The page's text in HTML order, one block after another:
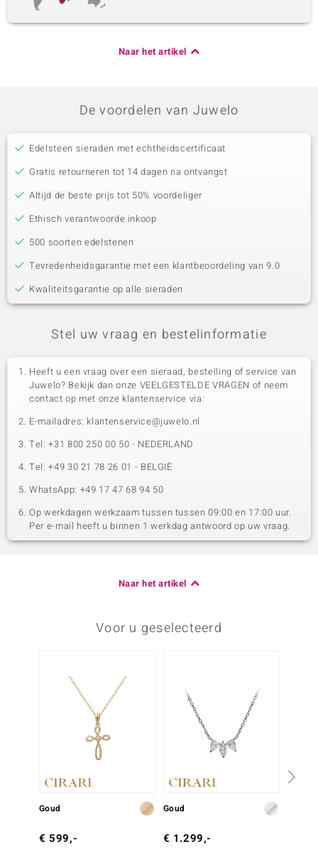
Naar het artikel
De voordelen van Juwelo
Edelsteen sieraden met echtheidscertificaat
Gratis retourneren tot 14 dagen na ontvangst
Altijd de beste prijs tot 50% voordeliger
Ethisch verantwoorde inkoop
500 soorten edelstenen
Tevredenheidsgarantie met een klantbeoordeling van 9.0
Kwaliteitsgarantie op alle sieraden
Stel uw vraag en bestelinformatie
Heeft u een vraag over een sieraad, bestelling of service van
Juwelo? Bekijk dan onze VEELGESTELDE VRAGEN of neem
contact op met onze klantenservice via:
E-mailadres: klantenservice@juwelo.nl
Tel: +31 800 250 00 50 - NEDERLAND
Tel: +49 30 21 78 26 01 - BELGIË
WhatsApp: +49 17 47 68 94 50
Op werkdagen werkzaam tussen tussen 09:00 en 17:00 uur.
Per e-mail heeft u binnen 1 werkdag antwoord op uw vraag.
Naar het artikel
Voor u geselecteerd
Goud
€ 599,-
Goud
€ 1.299,-